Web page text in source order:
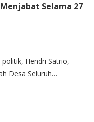
Selama 27
politik, Hendri Satrio,
Desa Seluruh…